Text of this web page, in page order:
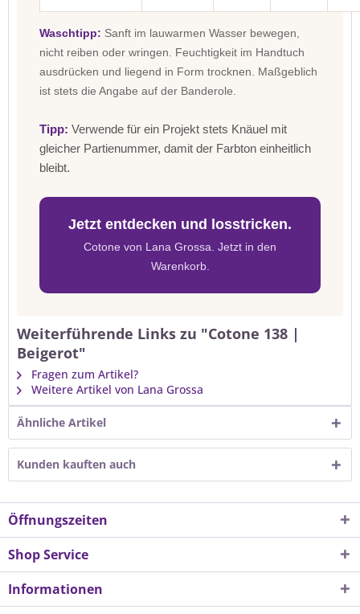
Waschtipp: Sanft im lauwarmen Wasser bewegen,
nicht reiben oder wringen. Feuchtigkeit im Handtuch
ausdrücken und liegend in Form trocknen. Maßgeblich
ist stets die Angabe auf der Banderole.
Tipp: Verwende für ein Projekt stets Knäuel mit
gleicher Partienummer, damit der Farbton einheitlich
bleibt.
Jetzt entdecken und losstricken.
Cotone von Lana Grossa. Jetzt in den
Warenkorb.
Weiterführende Links zu "Cotone 138 |
Beigerot"
Fragen zum Artikel?
Weitere Artikel von Lana Grossa
Ähnliche Artikel
Kunden kauften auch
Öffnungszeiten
Shop Service
Informationen